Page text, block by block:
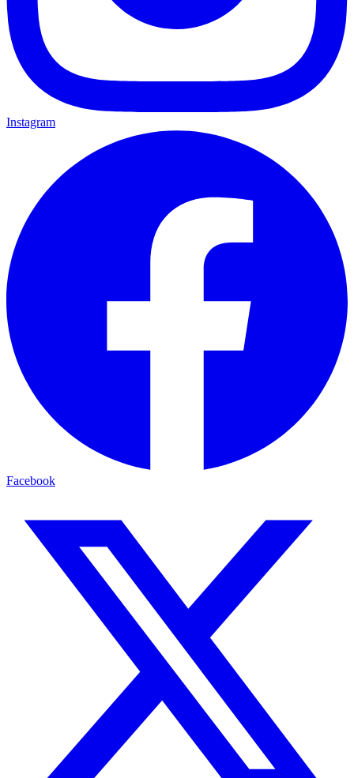
Instagram
Facebook